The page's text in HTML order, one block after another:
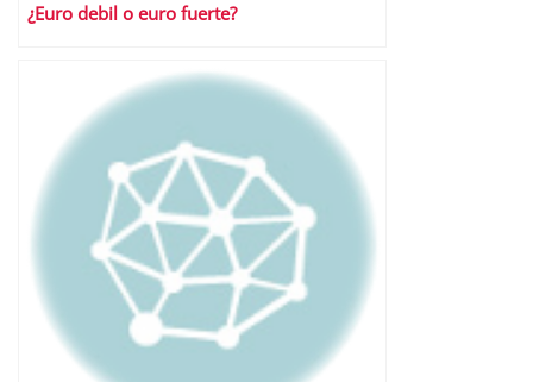
¿Euro debil o euro fuerte?